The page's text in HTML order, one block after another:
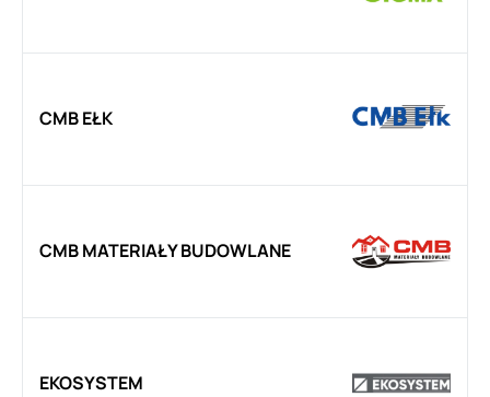
CMB EŁK
CMB MATERIAŁY BUDOWLANE
EKOSYSTEM